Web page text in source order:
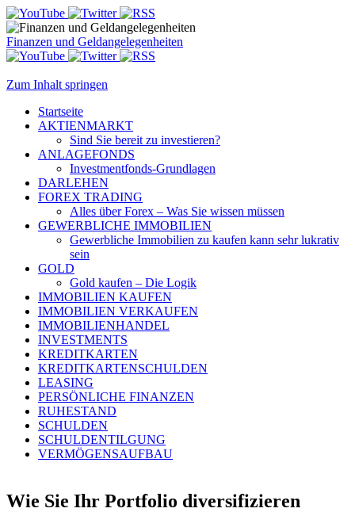
Finanzen und Geldangelegenheiten
Zum Inhalt springen
Startseite
AKTIENMARKT
Sind Sie bereit zu investieren?
ANLAGEFONDS
Investmentfonds-Grundlagen
DARLEHEN
FOREX TRADING
Alles über Forex – Was Sie wissen müssen
GEWERBLICHE IMMOBILIEN
Gewerbliche Immobilien zu kaufen kann sehr lukrativ
sein
GOLD
Gold kaufen – Die Logik
IMMOBILIEN KAUFEN
IMMOBILIEN VERKAUFEN
IMMOBILIENHANDEL
INVESTMENTS
KREDITKARTEN
KREDITKARTENSCHULDEN
LEASING
PERSÖNLICHE FINANZEN
RUHESTAND
SCHULDEN
SCHULDENTILGUNG
VERMÖGENSAUFBAU
Wie Sie Ihr Portfolio diversifizieren